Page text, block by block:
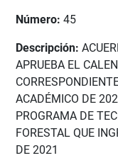
Número: 45
Descripción:
APRUEBA EL
ACADÉMICO DE
PROGRAMA DE
FORESTAL QUE
DE 2021